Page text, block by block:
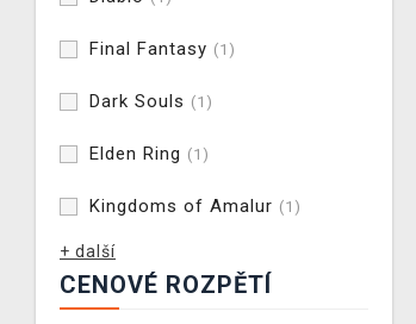
Final Fantasy (1)
Dark Souls (1)
Elden Ring (1)
Kingdoms of Amalur (1)
+ další
CENOVÉ ROZPĚTÍ